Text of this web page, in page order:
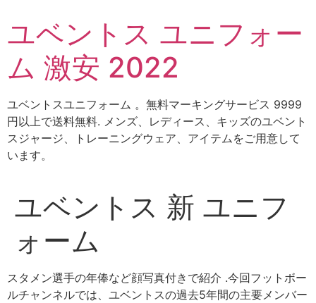
テ
ツ
ス
キ
ッ
プ
ユベントス ユニフォー
ム 激安 2022
ユベントスユニフォーム 。無料マーキングサービス 9999
円以上で送料無料. メンズ、レディース、キッズのユベント
スジャージ、トレーニングウェア、アイテムをご用意して
います。
ユベントス 新 ユニフ
ォーム
スタメン選手の年俸など顔写真付きで紹介 .今回フットボー
ルチャンネルでは、ユベントスの過去5年間の主要メンバー